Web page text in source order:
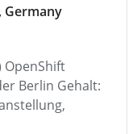
Germany
OpenShift
Berlin Gehalt: